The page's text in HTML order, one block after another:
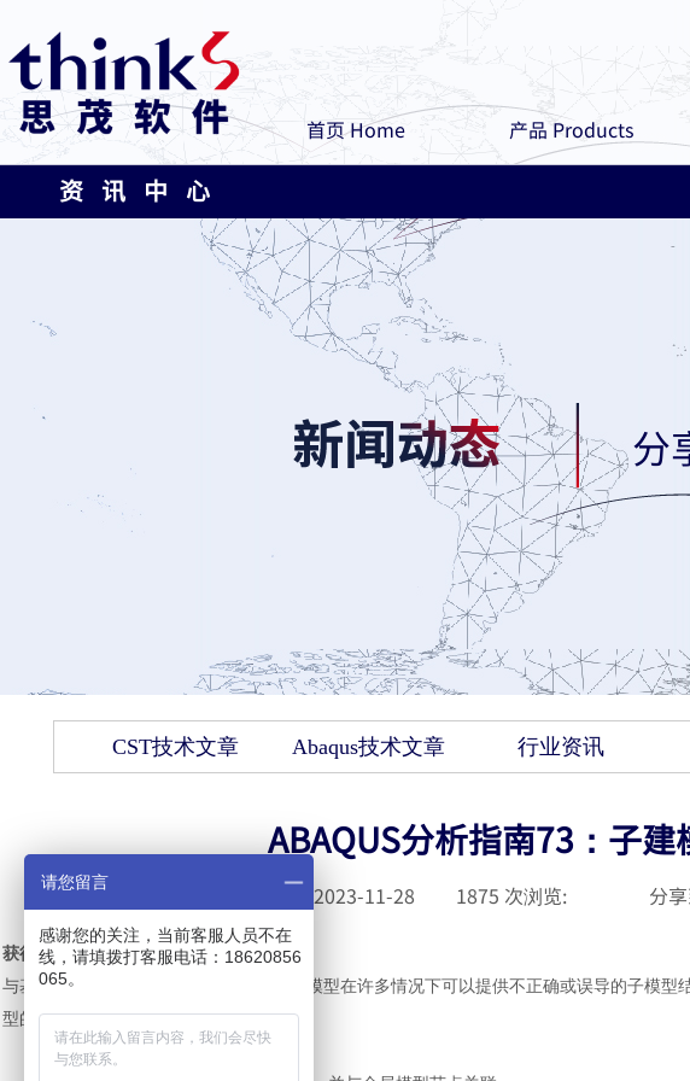
首页 Home 产品 Products
分
资 讯 中 心
CST技术文章 Abaqus技术文章 行业资讯
ABAQUS分析指南73：子建
2023-11-28 1875 次浏览: 分
获得足够的解决方案准确性的指南
与基于节点的子模型不同，基于表面的子模型在许多情况下可以提供不正确或误导的子模
型的方法：
请您留言
感谢您的关注，当前客服人员不在
线，请填拨打客服电话：18620856
065。